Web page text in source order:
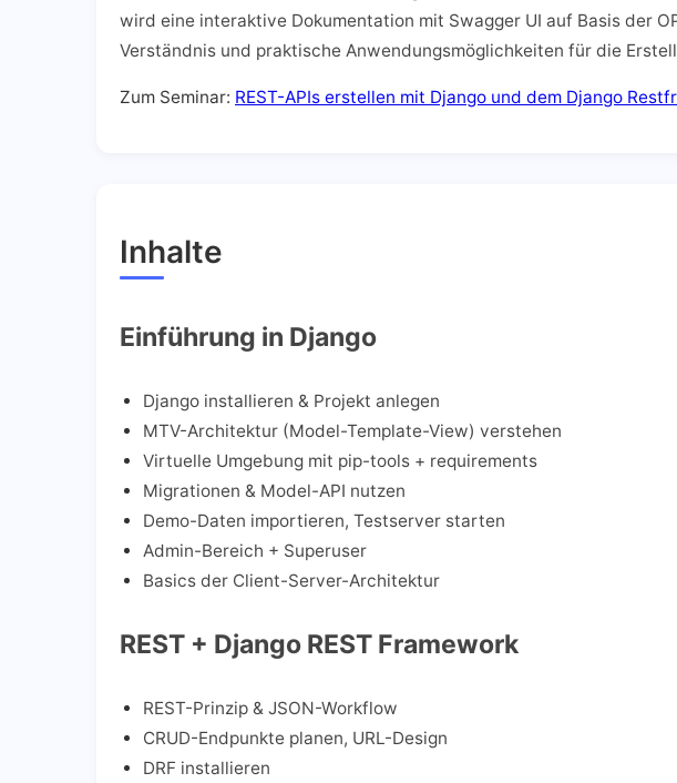
wird eine interaktive Dokumentation mit Swagger UI auf Basis der
Verständnis und praktische Anwendungsmöglichkeiten für die
Zum Seminar: REST-APIs erstellen mit Django und dem Django
Inhalte
Einführung in Django
Django installieren & Projekt anlegen
MTV-Architektur (Model-Template-View) verstehen
Virtuelle Umgebung mit pip-tools + requirements
Migrationen & Model-API nutzen
Demo-Daten importieren, Testserver starten
Admin-Bereich + Superuser
Basics der Client-Server-Architektur
REST + Django REST Framework
REST-Prinzip & JSON-Workflow
CRUD-Endpunkte planen, URL-Design
DRF installieren